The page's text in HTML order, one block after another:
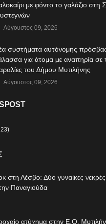
με φόντο το γαλάζιο στη
Αύγουστος 09, 2026
συστήματα αυτόνομης
για άτομα με αναπηρία σε
του Δήμου Μυτιλήνης
Αύγουστος 09, 2026
στη Λέσβο: Δύο γυναίκες
Παναγιούδα
ατύχημα στην Ε.Ο.